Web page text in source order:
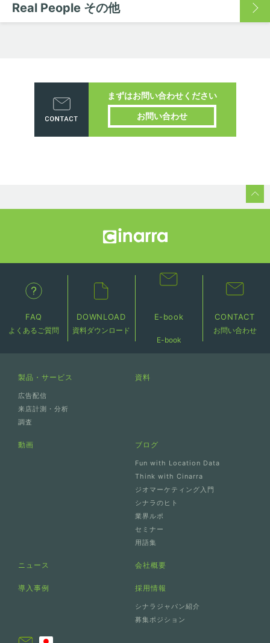
Real People その他
まずはお問い合わせください
お問い合わせ
FAQ
よくあるご質問
DOWNLOAD
資料ダウンロード
E-book
E-book
CONTACT
お問い合わせ
製品・サービス
広告配信
来店計測・分析
調査
ニュース
資料
動画
導入事例
ブログ
Fun with Location Data
Think with Cinarra
ジオマーケティング入門
シナラのヒト
業界ルポ
セミナー
用語集
会社概要
採用情報
シナラジャパン紹介
募集ポジション